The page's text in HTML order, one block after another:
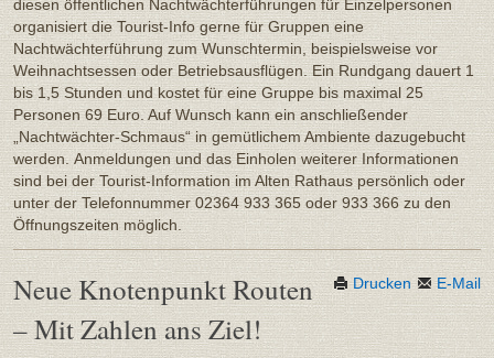
diesen öffentlichen Nachtwächterführungen für Einzelpersonen
organisiert die Tourist-Info gerne für Gruppen eine
Nachtwächterführung zum Wunschtermin, beispielsweise vor
Weihnachtsessen oder Betriebsausflügen. Ein Rundgang dauert 1
bis 1,5 Stunden und kostet für eine Gruppe bis maximal 25
Personen 69 Euro. Auf Wunsch kann ein anschließender
„Nachtwächter-Schmaus“ in gemütlichem Ambiente dazugebucht
werden. Anmeldungen und das Einholen weiterer Informationen
sind bei der Tourist-Information im Alten Rathaus persönlich oder
unter der Telefonnummer 02364 933 365 oder 933 366 zu den
Öffnungszeiten möglich.
E-Mail
Drucken
Neue Knotenpunkt Routen
– Mit Zahlen ans Ziel!